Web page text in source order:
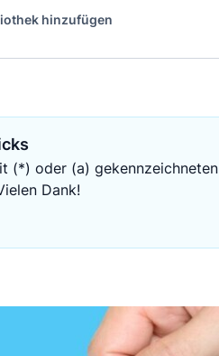
hinzufügen
(*) oder (a)
Dank!